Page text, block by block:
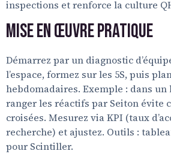
inspections et renforce la culture
Mise en Œuvre Pratique
Démarrez par un diagnostic
l’espace, formez sur les 5S, puis
hebdomadaires. Exemple : dans
ranger les réactifs par Seiton évite
croisées. Mesurez via KPI (taux
recherche) et ajustez. Outils :
pour Scintiller.